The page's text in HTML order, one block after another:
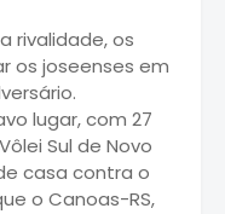
rivalidade, os
os joseenses em
lugar, com 27
Sul de Novo
casa contra o
o Canoas-RS,